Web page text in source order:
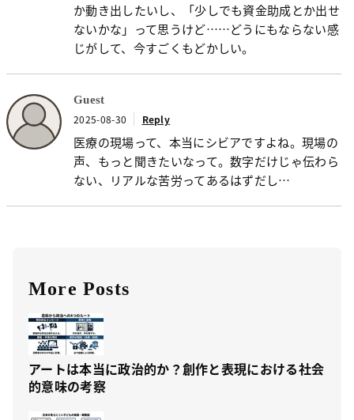
か動き出したいし、「少しでも資金助成とか出せ
ないかな」って思うけど……どうにもならない感
じがして、今すごくもどかしい。
Guest
2025-08-30 Reply
医療の現場って、本当にシビアですよね。現場の
声、もっと聞きたいなって。数字だけじゃ伝わら
ない、リアルな苦労ってあるはずだし…
More Posts
アートは本当に政治的か？創作と表現における社会
的意味の考察